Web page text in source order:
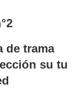
de trama
su tu